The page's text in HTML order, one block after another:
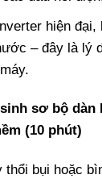
hiện đại,
– đây là lý
sơ bộ dàn
(10 phút)
thổi bụi hoặc